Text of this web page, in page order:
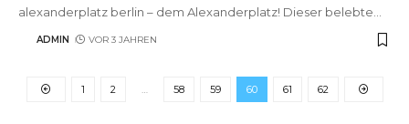
alexanderplatz berlin – dem Alexanderplatz! Dieser belebte
ADMIN VOR 3 JAHREN
1 2 58 59 60 61 62